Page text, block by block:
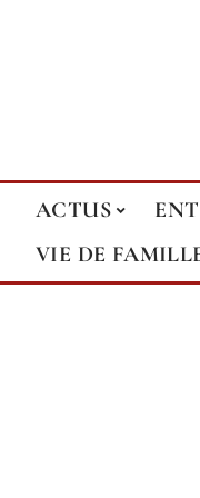
ACTUS
VIE DE